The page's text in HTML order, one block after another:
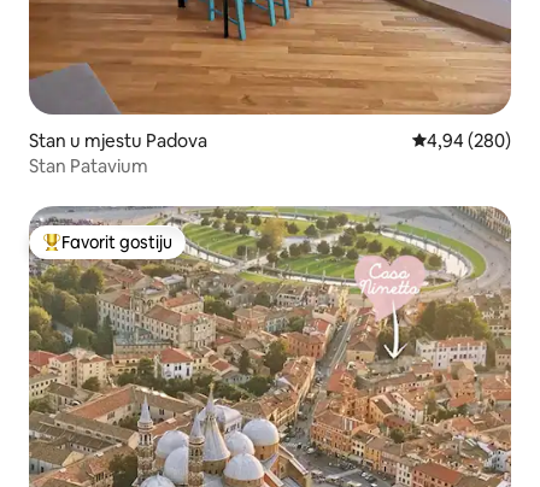
Stan u mjestu Padova prosječna
4,94 (280)
Stan Patavium
Glavni favorit gostiju
Favorit gostiju